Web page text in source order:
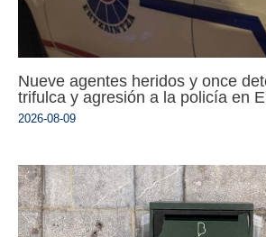
Nueve agentes heridos y once
trifulca y agresión a la policía en
2026-08-09